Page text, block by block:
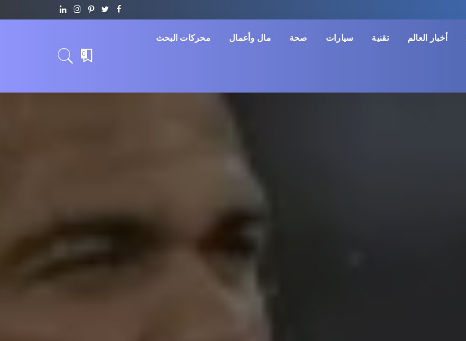
أخبار العالم تقنية سيارات صحة مال وأعمال محركات البحث
0